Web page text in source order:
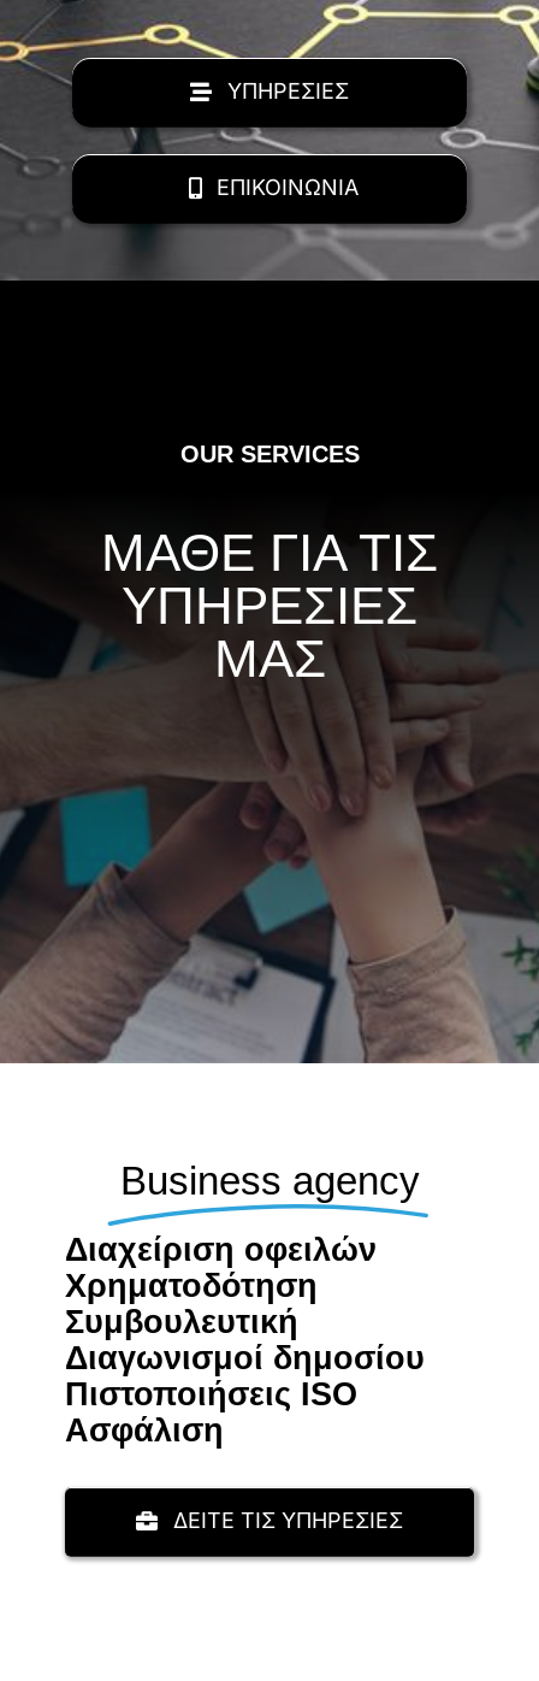
ΥΠΗΡΕΣΙΕΣ
ΕΠΙΚΟΙΝΩΝΙΑ
OUR SERVICES
ΜΑΘΕ ΓΙΑ ΤΙΣ
ΥΠΗΡΕΣΙΕΣ
ΜΑΣ
Business agency
Διαχείριση οφειλών
Χρηματοδότηση
Συμβουλευτική
Διαγωνισμοί δημοσίου
Πιστοποιήσεις ISO
Aσφάλιση
ΔΕΙΤΕ ΤΙΣ ΥΠΗΡΕΣΙΕΣ